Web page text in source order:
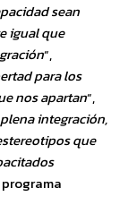
sean
igual que
“,
para los
nos apartan“,
integración,
que